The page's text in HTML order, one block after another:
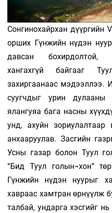
Сонгинохайрхан дүүргийн
орших Гүнжийн нүдэн
давсан бохирдолтой,
хангахгүй байгааг
захиргаанаас мэдээллээ.
суугчдыг урин дулааны
ялангуяа бага насны
унд, ахуйн зориулалтаар
анхааруулав. Засгийн
Усны газар болон Туул
“Бид Туул голын¬хон”
Гүнжийн нүдэн нуурыг
хавраас хамтран өрнүүлж
талбай, ундарга хэсгийг